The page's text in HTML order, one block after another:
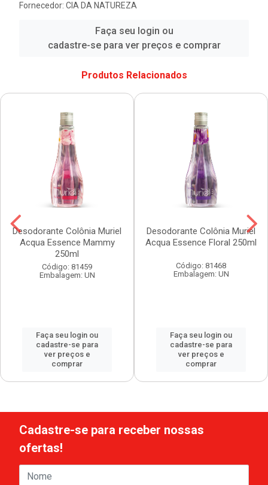
Fornecedor: CIA DA NATUREZA
Faça seu login ou
cadastre-se para ver preços e comprar
Produtos Relacionados
Desodorante Colônia Muriel
Acqua Essence Mammy
250ml
Código: 81459
Embalagem: UN
Faça seu login ou
cadastre-se para
ver preços e
comprar
Desodorante Colônia Muriel
Acqua Essence Floral 250ml
Código: 81468
Embalagem: UN
Faça seu login ou
cadastre-se para
ver preços e
comprar
Cadastre-se para receber nossas
ofertas!